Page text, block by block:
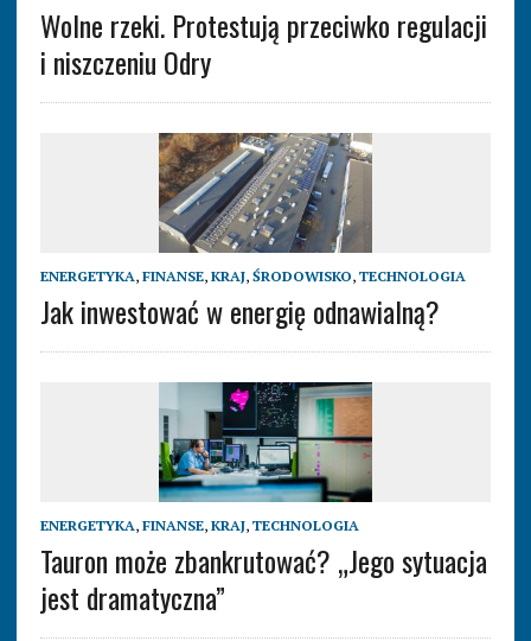
Wolne rzeki. Protestują przeciwko regulacji
i niszczeniu Odry
ENERGETYKA, FINANSE, KRAJ, ŚRODOWISKO, TECHNOLOGIA
Jak inwestować w energię odnawialną?
ENERGETYKA, FINANSE, KRAJ, TECHNOLOGIA
Tauron może zbankrutować? „Jego sytuacja
jest dramatyczna”